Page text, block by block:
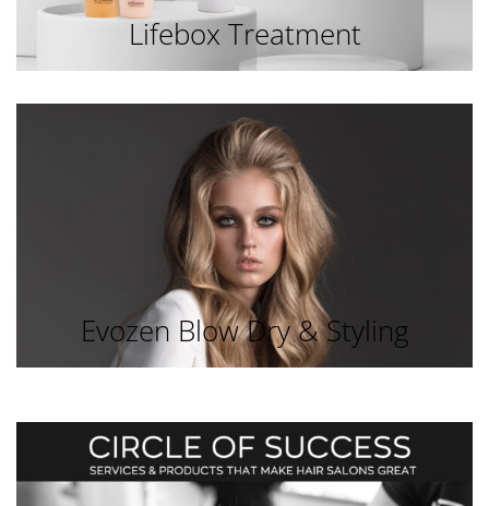
Lifebox Treatment
Evozen Blow Dry & Styling